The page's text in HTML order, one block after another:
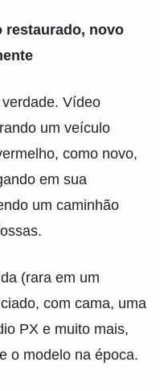
restaurado, novo
Vídeo
um veículo
como novo,
em sua
um caminhão
(rara em um
com cama, uma
PX e muito mais,
o modelo na época.